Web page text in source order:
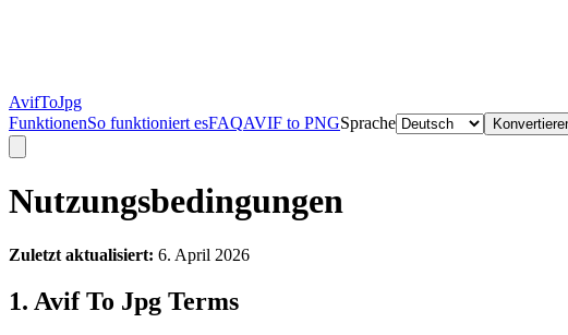
AvifToJpg
FunktionenSo funktioniert esFAQAVIF to PNGSprache
Nutzungsbedingungen
Zuletzt aktualisiert: 6. April 2026
1. Avif To Jpg Terms